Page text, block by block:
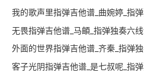
我的歌声里指弹吉他谱_曲婉婷_指
无畏指弹吉他谱_马頔_指弹独奏六
外面的世界指弹吉他谱_齐秦_指弹
客子光阴指弹吉他谱_是七叔呢_指